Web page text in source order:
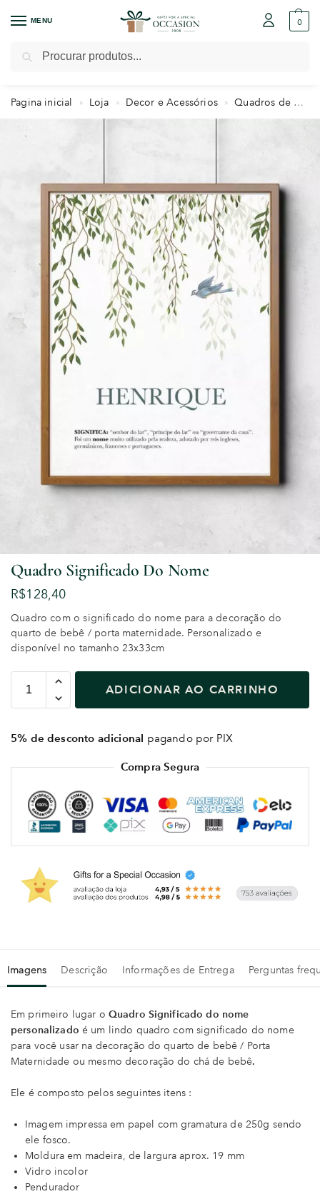
MENU 0
Pagina inicial » Loja » Decor e Acessórios » Quadros de Maternidade
Quadro Significado Do Nome
R$128,40
Quadro com o significado do nome para a decoração do
quarto de bebê / porta maternidade. Personalizado e
disponível no tamanho 23x33cm
ADICIONAR AO CARRINHO
5% de desconto adicional pagando por PIX
Compra Segura
Imagens Descrição Informações de Entrega Perguntas
Em primeiro lugar o Quadro Significado do nome
personalizado é um lindo quadro com significado do nome
para você usar na decoração do quarto de bebê / Porta
Maternidade ou mesmo decoração do chá de bebê.
Ele é composto pelos seguintes itens :
Imagem impressa em papel com gramatura de 250g sendo
ele fosco.
Moldura em madeira, de largura aprox. 19 mm
Vidro incolor
Pendurador